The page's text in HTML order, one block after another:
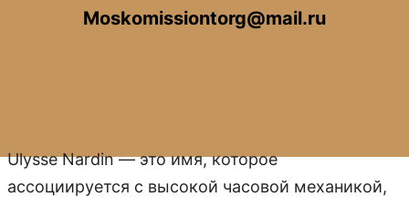
Moskomissiontorg@mail.ru
Ulysse Nardin — это имя, которое
ассоциируется с высокой часовой механикой,